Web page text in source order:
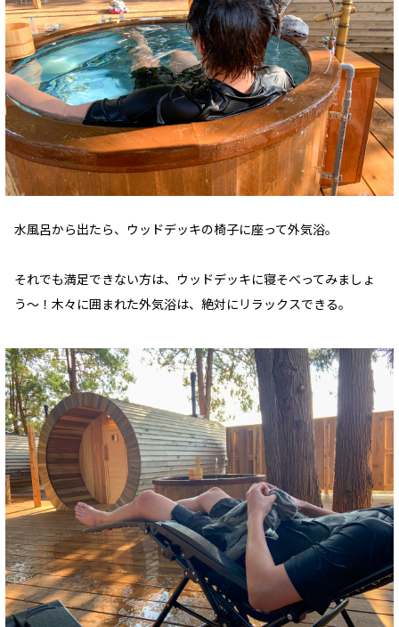
水風呂から出たら、ウッドデッキの椅子に座って外気浴。
それでも満足できない方は、ウッドデッキに寝そべってみましょ
う〜！木々に囲まれた外気浴は、絶対にリラックスできる。